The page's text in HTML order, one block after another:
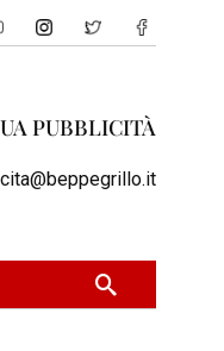
PUBBLICITÀ